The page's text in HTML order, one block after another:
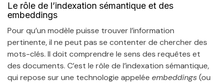
Le rôle de l’indexation sémantique et des
embeddings
Pour qu’un modèle puisse trouver l’information
pertinente, il ne peut pas se contenter de chercher des
mots-clés. Il doit comprendre le sens des requêtes et
des documents. C’est le rôle de l’indexation sémantique,
qui repose sur une technologie appelée embeddings(ou